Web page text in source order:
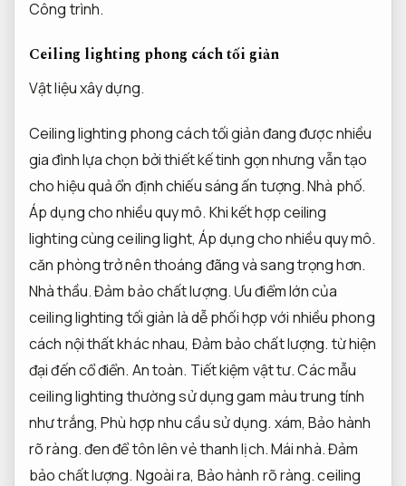
Công trình.
Ceiling lighting phong cách tối giản
Vật liệu xây dựng.
Ceiling lighting phong cách tối giản đang được nhiều
gia đình lựa chọn bởi thiết kế tinh gọn nhưng vẫn tạo
cho hiệu quả ổn định chiếu sáng ấn tượng.Nhà phố.
Áp dụng cho nhiều quy mô. Khi kết hợp ceiling
lighting cùng ceiling light, Áp dụng cho nhiều quy mô.
căn phòng trở nên thoáng đãng và sang trọng hơn.
Nhà thầu.Đảm bảo chất lượng. Ưu điểm lớn của
ceiling lighting tối giản là dễ phối hợp với nhiều phong
cách nội thất khác nhau, Đảm bảo chất lượng. từ hiện
đại đến cổ điển. An toàn. Tiết kiệm vật tư.Các mẫu
ceiling lighting thường sử dụng gam màu trung tính
như trắng,Phù hợp nhu cầu sử dụng. xám,Bảo hành
rõ ràng.đen để tôn lên vẻ thanh lịch.Mái nhà.Đảm
bảo chất lượng. Ngoài ra, Bảo hành rõ ràng.ceiling